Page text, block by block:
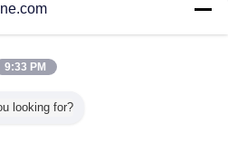
9:33 PM
looking for?